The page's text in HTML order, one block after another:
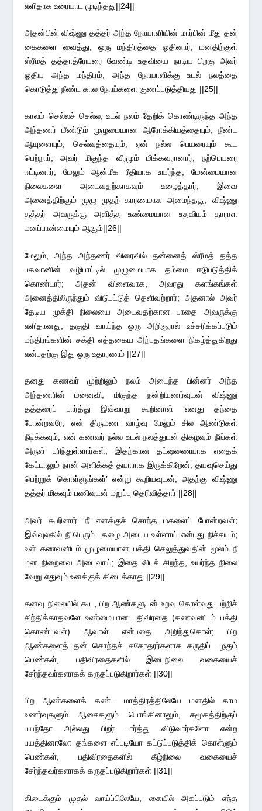
எளிதாக உரையாட முடிந்தது||24||
அதன்பின் விஷ்ணு தத்தர் அந்த நோயாளியின் மார்பின் மீது தன்
கைகளை வைத்து, ஒரு மந்திரத்தை ஓதினார்; மனதிற்குள்
ஸ்ரீமத் தத்தாத்ரேயரை வேண்டி உதவியை நாடிய பிறகு அவர்
ஓதிய அந்த மந்திரம், அந்த நோயாளிக்கு உடல் நலத்தை
கொடுத்து நீண்ட கால நோய்களை குணப்படுத்தியது ||25||
காலம் செல்லச் செல்ல, உடல் நலம் தேறிக் கொண்டிருந்த அந்த
அந்தணர் மீண்டும் முழுமையான ஆரோக்கியத்தையும், நீண்ட
ஆயுளையும், செல்வத்தையும், ஏன் நல்ல பெயரையும் கூட
பெற்றார்; அவர் மிகுந்த வீரமும் மிக்கவரானார்; நற்பெயரை
ஈட்டினார்; மேலும் ஆன்மீக ரீதியாக உயர்ந்த, மேன்மையான
நிலைகளை அடைவதற்காகவும் உழைத்தார்; இவை
அனைத்திற்கும் முழு முதற் காரணமாக அமைந்தது, விஷ்ணு
தத்தர் அவருக்கு அளித்த உண்மையான உதவியும் தாராள
மனப்பான்மையும் ஆகும்||26||
மேலும், அந்த அந்தணர் விரைவில் தன்னைத் ஸ்ரீமத் தத்த
பகவானின் வழிபாட்டில் முழுமையாக தம்மை ஈடுபடுத்திக்
கொண்டார்; அதன் விளைவாக, அவரது களங்கங்கள்
அனைத்திலிருந்தும் விடுபட்டுத் தெளிவுற்றார்; அதனால் அவர்
தேடிய முக்தி நிலையை அடைவதற்கான பாதை அவருக்கு
எளிதானது; தகுதி வாய்ந்த ஒரு அறிஞரால் உச்சரிக்கப்படும்
மந்திரங்களின் சக்தி எத்தகைய அற்புதங்களை நிகழ்த்துகிறது
என்பதற்கு இது ஒரு உதாரணம் ||27||
தனது கணவர் முற்றிலும் நலம் அடைந்த பின்னர் அந்த
அந்தணரின் மனைவி, மிகுந்த நன்றியுணர்வுடன் விஷ்ணு
தத்தரைப் பார்த்து இவ்வாறு கூறினாள் ‘எனது தந்தை
போன்றவரே, என் திருமண வாழ்வு மேலும் சில ஆண்டுகள்
நீடிக்கவும், என் கணவர் நல்ல உடல் நலத்துடன் திகழவும் நீங்கள்
அருள் புரிந்துள்ளார்கள்; இதற்கான தட்ஷணையாக எதைக்
கேட்டாலும் நான் அளிக்கத் தயாராக இருக்கிறேன்; தயவுசெய்து
பெற்றுக் கொள்ளுங்கள்’ என்று கூறியவுடன், அதற்கு விஷ்ணு
தத்தர் மிகவும் பணிவுடன் மறுப்பு தெரிவித்தார் ||28||
அவர் கூறினார் ‘நீ எனக்குச் சொந்த மகளைப் போன்றவள்;
இவ்வுலகில் நீ பெரும் புகழை அடைய உள்ளாய் என்பது நிச்சயம்;
உன் கணவனிடம் முழுமையான பக்தி செலுத்துவதின் மூலம் நீ
மன நிறைவை அடைவாய்; இதை விடச் சிறந்த, உயர்ந்த நிலை
வேறு எதுவும் உனக்குக் கிடைக்காது ||29||
கனவு நிலையில் கூட, பிற ஆண்களுடன் உறவு கொள்வது பற்றிச்
சிந்திக்காதவளே உண்மையான பதிவிரதை (கணவனிடம் பக்தி
கொண்டவள்) ஆவாள் என்பதை அறிந்துகொள்; பிற
ஆண்களைத் தன் சொந்தச் சகோதரர்களாக கருதிப் பழகும்
பெண்கள், பதிவிரதைகளில் இடைநிலை வகையைச்
சேர்ந்தவர்களாகக் கருதப்படுகிறார்கள் ||30||
பிற ஆண்களைக் கண்ட மாத்திரத்திலேயே மனதில் காம
உணர்வுகளும் ஆசைகளும் பொங்கினாலும், சமூகத்திற்குப்
பயந்தோ அல்லது பிறர் பார்த்து விடுவார்களோ என்ற
பயத்தினாலோ தங்களை எப்படியோ கட்டுப்படுத்திக் கொள்ளும்
பெண்கள், பதிவிரதைகளில் கீழ்நிலை வகையைச்
சேர்ந்தவர்களாகக் கருதப்படுகிறார்கள் ||31||
கிடைக்கும் முதல் வாய்ப்பிலேயே, கையில் அகப்படும் எந்த